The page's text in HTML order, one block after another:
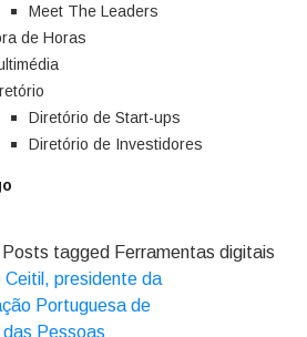
Meet The Leaders
de Horas
Diretório de Start-ups
Diretório de Investidores
Posts tagged Ferramentas digitais